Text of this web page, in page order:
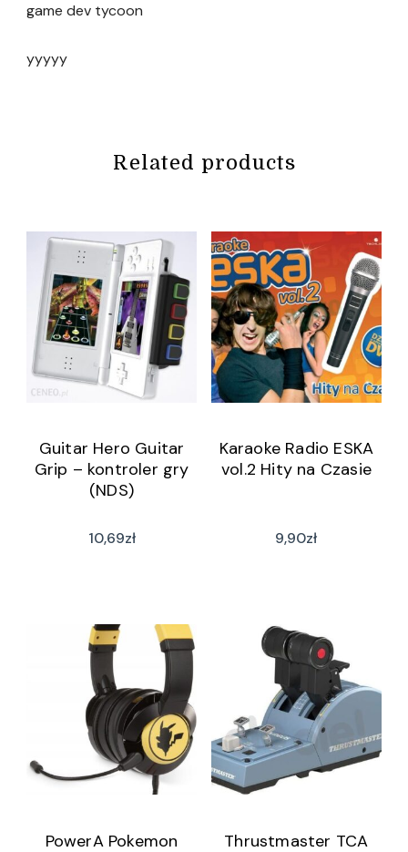
game dev tycoon
yyyyy
Related products
Guitar Hero Guitar
Grip – kontroler gry
(NDS)
10,69zł
Karaoke Radio ESKA
vol.2 Hity na Czasie
9,90zł
PowerA Pokemon
Thrustmaster TCA